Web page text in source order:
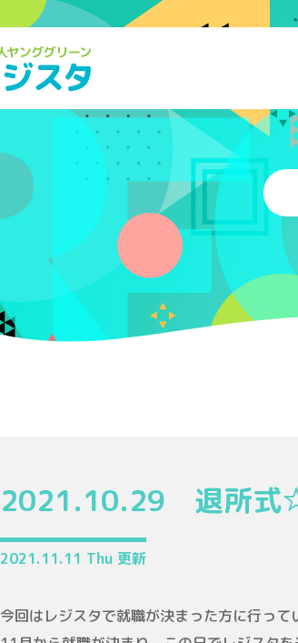
2021.10.29 退所式
2021.11.11 Thu 更新
今回はレジスタで就職が決まった方に行って